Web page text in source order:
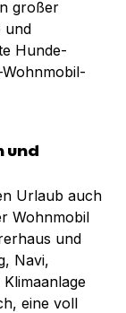
großer
und
Hunde-
und
Urlaub auch
Wohnmobil
und
Navi,
eine voll